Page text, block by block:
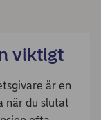
viktigt
är en
när du slutat